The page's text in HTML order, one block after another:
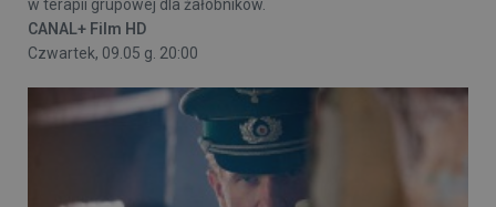
w terapii grupowej dla żałobników.
CANAL+ Film HD
Czwartek, 09.05 g. 20:00